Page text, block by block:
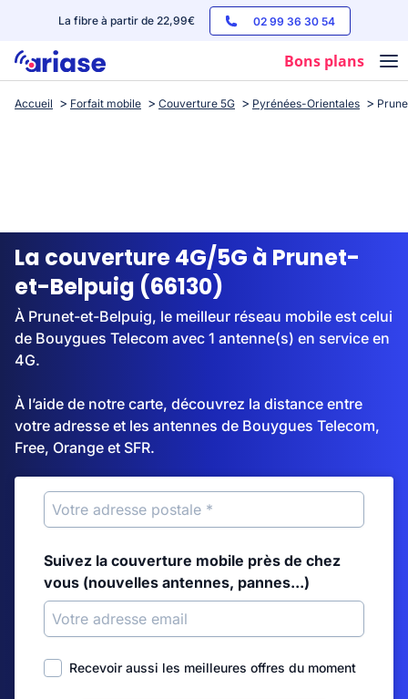
La fibre à partir de 22,99€ 02 99 36 30 54
Bons plans
Box internet
Streaming
Accueil Forfait mobile Couverture 5G Pyrénées-Orientales
La couverture 4G/5G à Prunet-
et-Belpuig (66130)
À Prunet-et-Belpuig, le meilleur réseau mobile est celui
de Bouygues Telecom avec 1 antenne(s) en service en
4G.
À l’aide de notre carte, découvrez la distance entre
votre adresse et les antennes de Bouygues Telecom,
Free, Orange et SFR.
Suivez la couverture mobile près de chez
vous (nouvelles antennes, pannes...)
Recevoir aussi les meilleures offres du moment